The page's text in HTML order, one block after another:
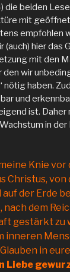
die beiden
mit
empfohlen
hier das
mit den
wir
nötig haben.
und
ist. Daher
in
Knie vor
Christus, von
auf der Erde
nach dem
gestärkt zu
inneren
in
Liebe